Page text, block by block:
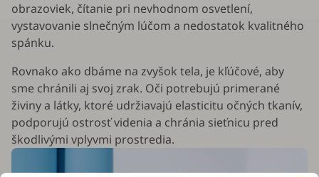
obrazoviek, čítanie pri nevhodnom osvetlení,
vystavovanie slnečným lúčom a nedostatok kvalitného
spánku.
Rovnako ako dbáme na zvyšok tela, je kľúčové, aby
sme chránili aj svoj zrak. Oči potrebujú primerané
živiny a látky, ktoré udržiavajú elasticitu očných tkanív,
podporujú ostrosť videnia a chránia sieťnicu pred
škodlivými vplyvmi prostredia.